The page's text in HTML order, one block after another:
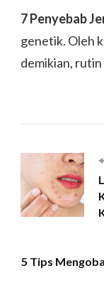
7 Penyebab
genetik. Oleh
demikian,
5 Tips